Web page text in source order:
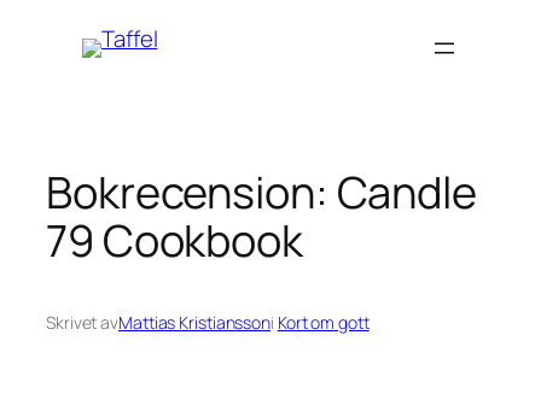
Bokrecension: Candle
79 Cookbook
Skrivet avMattias Kristianssoni Kort om gott